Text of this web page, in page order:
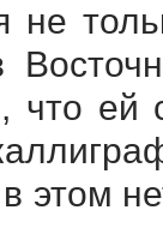
не
ей
этом